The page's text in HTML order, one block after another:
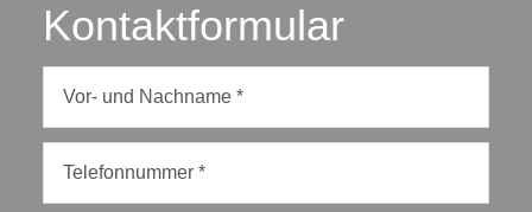
Kontaktformular